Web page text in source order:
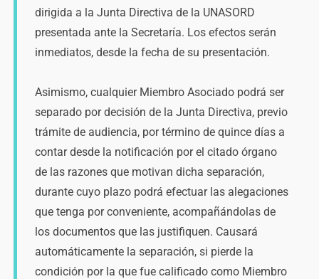
dirigida a la Junta Directiva de la UNASORD
presentada ante la Secretaría. Los efectos serán
inmediatos, desde la fecha de su presentación.
Asimismo, cualquier Miembro Asociado podrá ser
separado por decisión de la Junta Directiva, previo
trámite de audiencia, por término de quince días a
contar desde la notificación por el citado órgano
de las razones que motivan dicha separación,
durante cuyo plazo podrá efectuar las alegaciones
que tenga por conveniente, acompañándolas de
los documentos que las justifiquen. Causará
automáticamente la separación, si pierde la
condición por la que fue calificado como Miembro